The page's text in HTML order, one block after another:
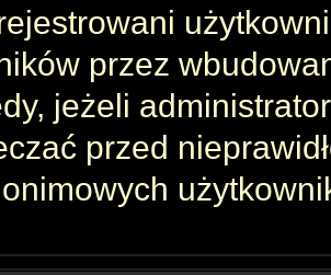
przez
jeżeli
przed